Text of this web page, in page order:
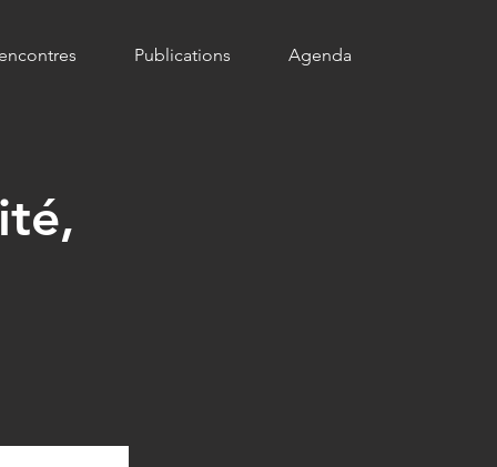
Publications Agenda